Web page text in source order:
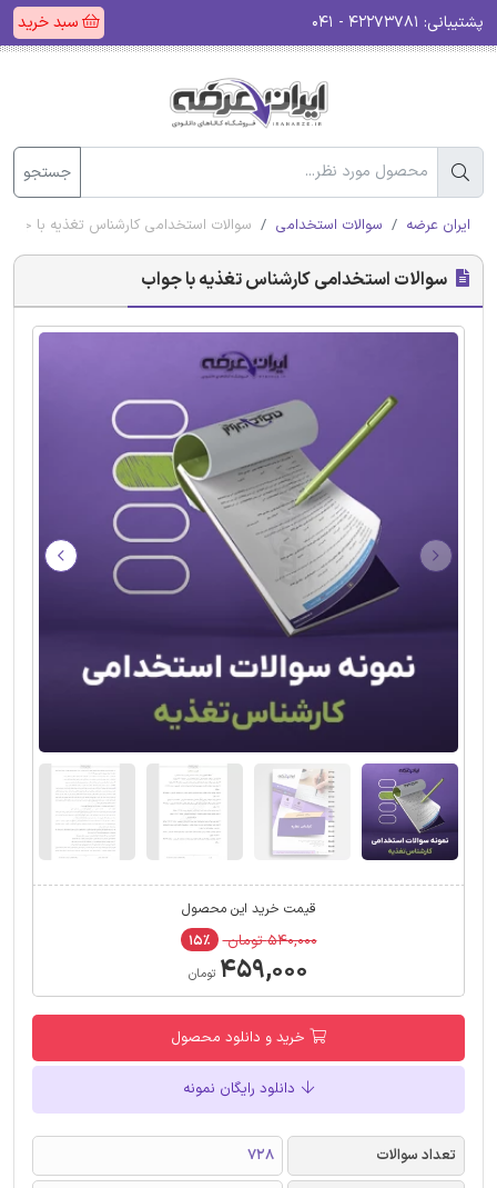
پشتیبانی: سبد خرید
جستجو
ایران عرضه سوالات استخدامی سوالات استخدامی کارشناس تغذیه با جواب
سوالات استخدامی کارشناس تغذیه با جواب
قیمت خرید این محصول
۵۴۰,۰۰۰ تومان ۱۵٪
۴۵۹,۰۰۰ تومان
خرید و دانلود محصول
دانلود رایگان نمونه
تعداد سوالات
728